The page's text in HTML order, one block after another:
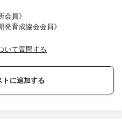
会員》
発育成協会会員》
いて質問する
トに追加する